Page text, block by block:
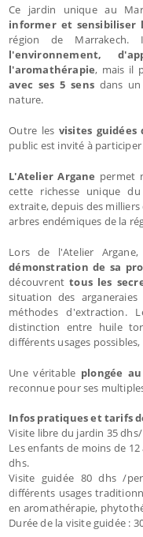
Ce jardin unique au
informer et sensibiliser
région de
l'environnement,
l'aromathérapie, mais il
avec ses 5 sensdans un
nature.
Outre les visites guidées
public est invité à participer
L'Atelier Argane permet
cette richesse unique
extraite, depuis des
arbres endémiques de la
Lors de l'Atelier
démonstration de sa
découvrenttous les
situation des
méthodes d'extraction.
distinction entre huile
différents usages
Une véritable plongée
reconnue pour ses
Infos pratiques et tarifs
Visite libre du jardin 35
Les enfants de moins de
dhs.
Visite guidée 80 dhs /
différents usages
en aromathérapie,
Durée de la visite guidée :